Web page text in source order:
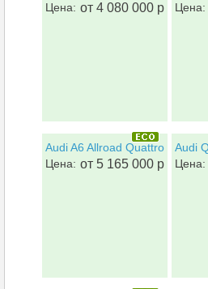
от 4 080 000 р
Цена: Цена:
Audi A6 Allroad Quattro
от 5 165 000 р
Цена:
Audi
Цена: